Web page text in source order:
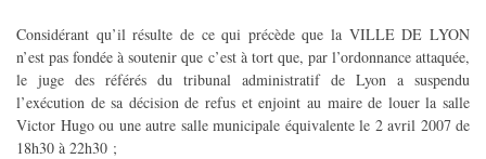
Considérant qu’il résulte de ce qui précède que la VILLE DE LYON
n’est pas fondée à soutenir que c’est à tort que, par l’ordonnance attaquée,
le juge des référés du tribunal administratif de Lyon a suspendu
l’exécution de sa décision de refus et enjoint au maire de louer la salle
Victor Hugo ou une autre salle municipale équivalente le 2 avril 2007 de
18h30 à 22h30 ;